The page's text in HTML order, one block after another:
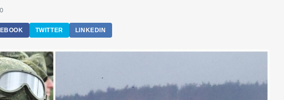
TWITTER LINKEDIN